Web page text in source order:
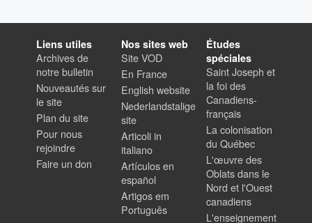
Liens utiles
Archives de
notre bulletin
Nouveautés sur
le site
Plan du site
Pour nous
rejoindre
Faire un don
Nos sites web
Site VOD
En France
English website
Nederlandstalige
site
Articoli in
italiano
Artículos en
español
Artigos em
Português
Études
spéciales
Saint Joseph et
la foi des
Canadiens-
français
La colonisation
du Québec
L'œuvre des
Oblats dans le
Nord et l'Ouest
canadiens
L'enseignement